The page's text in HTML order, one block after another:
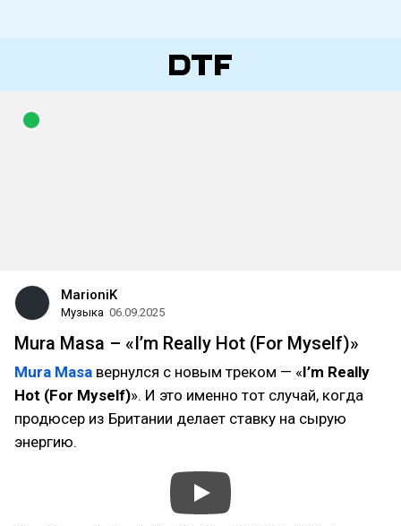
MarioniK
Музыка 06.09.2025
Mura Masa – «I’m Really Hot (For Myself)»
Mura Masa вернулся с новым треком — «I’m Really
Hot (For Myself)». И это именно тот случай, когда
продюсер из Британии делает ставку на сырую
энергию.